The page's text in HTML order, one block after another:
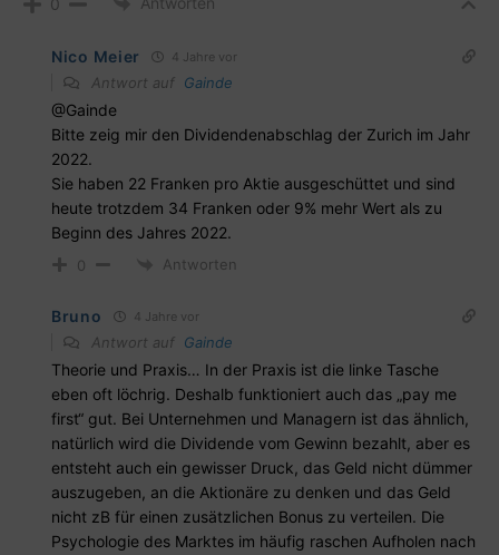
Nico Meier 4 Jahre vor
Antwort auf Gainde
@Gainde
Bitte zeig mir den Dividendenabschlag der Zurich im Jahr
2022.
Sie haben 22 Franken pro Aktie ausgeschüttet und sind
heute trotzdem 34 Franken oder 9% mehr Wert als zu
Beginn des Jahres 2022.
0 Antworten
Bruno 4 Jahre vor
Antwort auf Gainde
Theorie und Praxis… In der Praxis ist die linke Tasche
eben oft löchrig. Deshalb funktioniert auch das „pay me
first“ gut. Bei Unternehmen und Managern ist das ähnlich,
natürlich wird die Dividende vom Gewinn bezahlt, aber es
entsteht auch ein gewisser Druck, das Geld nicht dümmer
auszugeben, an die Aktionäre zu denken und das Geld
nicht zB für einen zusätzlichen Bonus zu verteilen. Die
Psychologie des Marktes im häufig raschen Aufholen nach